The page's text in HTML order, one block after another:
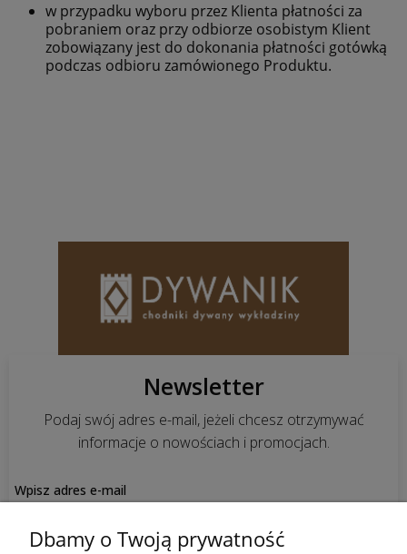
w przypadku wyboru przez Klienta płatności za
pobraniem oraz przy odbiorze osobistym Klient
zobowiązany jest do dokonania płatności gotówką
podczas odbioru zamówionego Produktu.
Newsletter
Podaj swój adres e-mail, jeżeli chcesz otrzymywać
informacje o nowościach i promocjach.
Zapisz się!
Dbamy o Twoją prywatność